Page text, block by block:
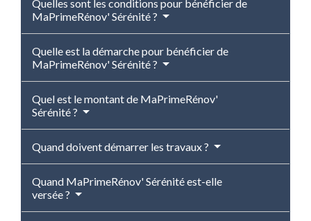
Quelles sont les conditions pour bénéficier de
MaPrimeRénov' Sérénité ?
Quelle est la démarche pour bénéficier de
MaPrimeRénov' Sérénité ?
Quel est le montant de MaPrimeRénov'
Sérénité ?
Quand doivent démarrer les travaux ?
Quand MaPrimeRénov' Sérénité est-elle
versée ?